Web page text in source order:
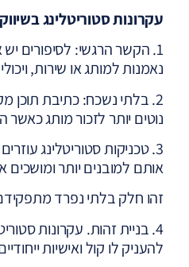
עקרונות סטוריטלינג בשיווק
1. הקשר הרגשי: לסיפורים
נאמנות למותג או שירות,
2. בלתי נשכח: כתיבת תוכן
נוטים יותר לזכור מותג
3. טכניקות סטוריטלינג
אותם למובנים יותר
זהו חלק בלתי נפרד
4. בניית זהות. עקרונות
להעניק לו קול ואישיות